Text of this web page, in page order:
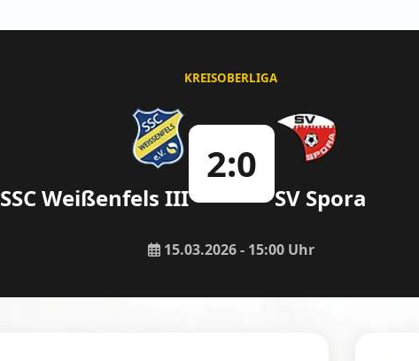
KREISOBERLIGA
SSC Weißenfels III
2:0
SV Spora
15.03.2026 - 15:00 Uhr